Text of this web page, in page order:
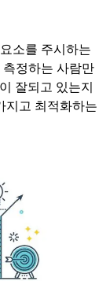
소를 주시하는
정하는 사람만
잘되고 있는지
지고 최적화하는